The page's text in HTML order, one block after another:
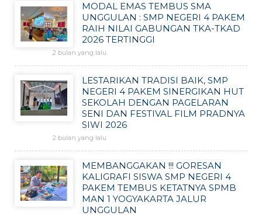
MODAL EMAS TEMBUS SMA
UNGGULAN : SMP NEGERI 4 PAKEM
RAIH NILAI GABUNGAN TKA-TKAD
2026 TERTINGGI
2 bulan yang lalu
LESTARIKAN TRADISI BAIK, SMP
NEGERI 4 PAKEM SINERGIKAN HUT
SEKOLAH DENGAN PAGELARAN
SENI DAN FESTIVAL FILM PRADNYA
SIWI 2026
2 bulan yang lalu
MEMBANGGAKAN !!! GORESAN
KALIGRAFI SISWA SMP NEGERI 4
PAKEM TEMBUS KETATNYA SPMB
MAN 1 YOGYAKARTA JALUR
UNGGULAN